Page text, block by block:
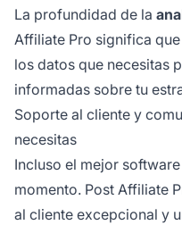
La profundidad de la
Affiliate Pro significa
los datos que necesitas
informadas sobre tu
Soporte al cliente y
necesitas
Incluso el mejor
momento. Post Affiliate
al cliente excepcional y